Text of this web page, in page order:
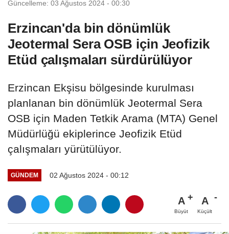
Güncelleme: 03 Ağustos 2024 - 00:30
Erzincan'da bin dönümlük
Jeotermal Sera OSB için Jeofizik
Etüd çalışmaları sürdürülüyor
Erzincan Ekşisu bölgesinde kurulması
planlanan bin dönümlük Jeotermal Sera
OSB için Maden Tetkik Arama (MTA) Genel
Müdürlüğü ekiplerince Jeofizik Etüd
çalışmaları yürütülüyor.
GÜNDEM 02 Ağustos 2024 - 00:12
A
Büyüt
A
Küçült